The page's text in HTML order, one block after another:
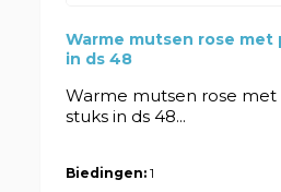
Warme mutsen rose met
in ds 48
Warme mutsen rose
stuks in ds 48...
Biedingen: 1